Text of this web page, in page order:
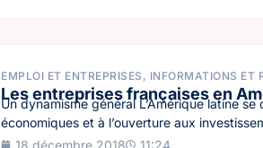
EMPLOI ET ENTREPRISES , INFORMATIONS ET
Les entreprises françaises en
Un dynamisme général L’Amérique latine
économiques et à l’ouverture aux
18 décembre 2018
11:24